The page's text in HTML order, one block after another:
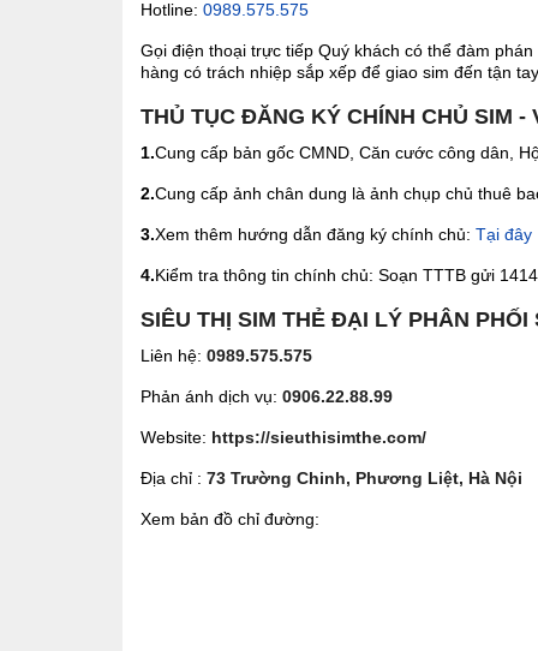
Hotline: 0989.575.575
Gọi điện thoại trực tiếp Quý khách có thể đàm
hàng có trách nhiệp sắp xếp để giao sim đến tận
THỦ TỤC ĐĂNG KÝ CHÍNH CHỦ SIM -
1.Cung cấp bản gốc CMND, Căn cước công dân,
2.Cung cấp ảnh chân dung là ảnh chụp chủ thuê
3.Xem thêm hướng dẫn đăng ký chính chủ: Tại đây
4.Kiểm tra thông tin chính chủ: Soạn TTTB gửi
SIÊU THỊ SIM THẺ ĐẠI LÝ PHÂN PHỐI
Liên hệ: 0989.575.575
Phản ánh dịch vụ: 0906.22.88.99
Website: https://sieuthisimthe.com/
Địa chỉ : 73 Trường Chinh, Phương Liệt, Hà Nội
Xem bản đồ chỉ đường: